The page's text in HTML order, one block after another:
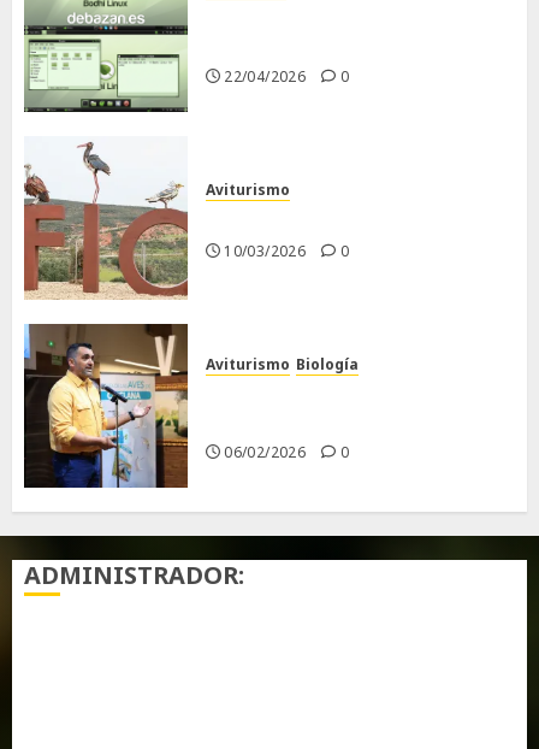
22/04/2026 0
Aviturismo
10/03/2026 0
Aviturismo Biología
06/02/2026 0
ADMINISTRADOR: